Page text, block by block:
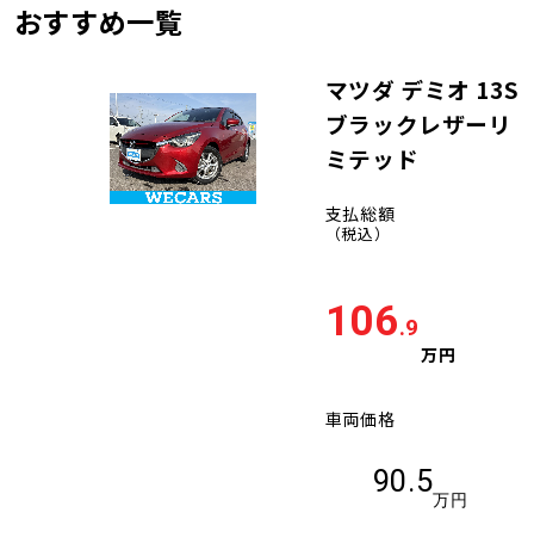
おすすめ一覧
マツダ デミオ 13S
ブラックレザーリ
ミテッド
支払総額
（税込）
106.9
万円
車両価格
90.5
万円